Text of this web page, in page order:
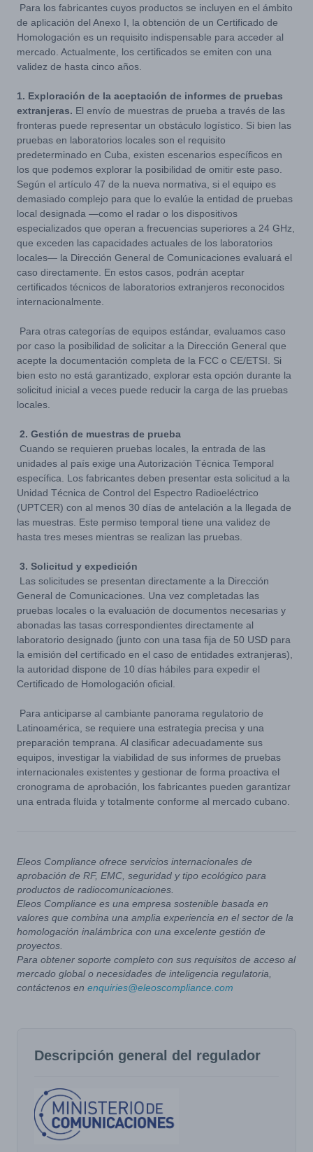
Para los fabricantes cuyos productos se incluyen en el ámbito
de aplicación del Anexo I, la obtención de un Certificado de
Homologación es un requisito indispensable para acceder al
mercado. Actualmente, los certificados se emiten con una
validez de hasta cinco años.
1. Exploración de la aceptación de informes de pruebas
extranjeras. El envío de muestras de prueba a través de las
fronteras puede representar un obstáculo logístico. Si bien las
pruebas en laboratorios locales son el requisito
predeterminado en Cuba, existen escenarios específicos en
los que podemos explorar la posibilidad de omitir este paso.
Según el artículo 47 de la nueva normativa, si el equipo es
demasiado complejo para que lo evalúe la entidad de pruebas
local designada —como el radar o los dispositivos
especializados que operan a frecuencias superiores a 24 GHz,
que exceden las capacidades actuales de los laboratorios
locales— la Dirección General de Comunicaciones evaluará el
caso directamente. En estos casos, podrán aceptar
certificados técnicos de laboratorios extranjeros reconocidos
internacionalmente.
Para otras categorías de equipos estándar, evaluamos caso
por caso la posibilidad de solicitar a la Dirección General que
acepte la documentación completa de la FCC o CE/ETSI. Si
bien esto no está garantizado, explorar esta opción durante la
solicitud inicial a veces puede reducir la carga de las pruebas
locales.
2. Gestión de muestras de prueba
Cuando se requieren pruebas locales, la entrada de las
unidades al país exige una Autorización Técnica Temporal
específica. Los fabricantes deben presentar esta solicitud a la
Unidad Técnica de Control del Espectro Radioeléctrico
(UPTCER) con al menos 30 días de antelación a la llegada de
las muestras. Este permiso temporal tiene una validez de
hasta tres meses mientras se realizan las pruebas.
3. Solicitud y expedición
Las solicitudes se presentan directamente a la Dirección
General de Comunicaciones. Una vez completadas las
pruebas locales o la evaluación de documentos necesarias y
abonadas las tasas correspondientes directamente al
laboratorio designado (junto con una tasa fija de 50 USD para
la emisión del certificado en el caso de entidades extranjeras),
la autoridad dispone de 10 días hábiles para expedir el
Certificado de Homologación oficial.
Para anticiparse al cambiante panorama regulatorio de
Latinoamérica, se requiere una estrategia precisa y una
preparación temprana. Al clasificar adecuadamente sus
equipos, investigar la viabilidad de sus informes de pruebas
internacionales existentes y gestionar de forma proactiva el
cronograma de aprobación, los fabricantes pueden garantizar
una entrada fluida y totalmente conforme al mercado cubano.
Eleos Compliance ofrece servicios internacionales de
aprobación de RF, EMC, seguridad y tipo ecológico para
productos de radiocomunicaciones.
Eleos Compliance es una empresa sostenible basada en
valores que combina una amplia experiencia en el sector de la
homologación inalámbrica con una excelente gestión de
proyectos.
Para obtener soporte completo con sus requisitos de acceso al
mercado global o necesidades de inteligencia regulatoria,
contáctenos en enquiries@eleoscompliance.com
Descripción general del regulador